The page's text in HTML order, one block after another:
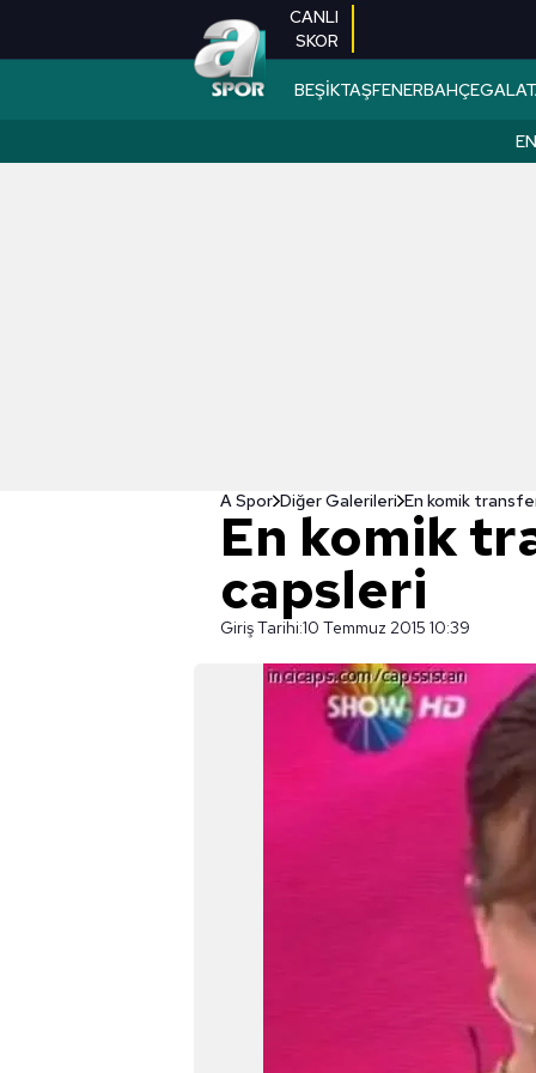
CANLI
SKOR
BEŞİKTAŞFENERBAHÇE
A Spor Diğer Galerileri En komik
En komik
capsleri
Giriş Tarihi:10 Temmuz 2015 10:39